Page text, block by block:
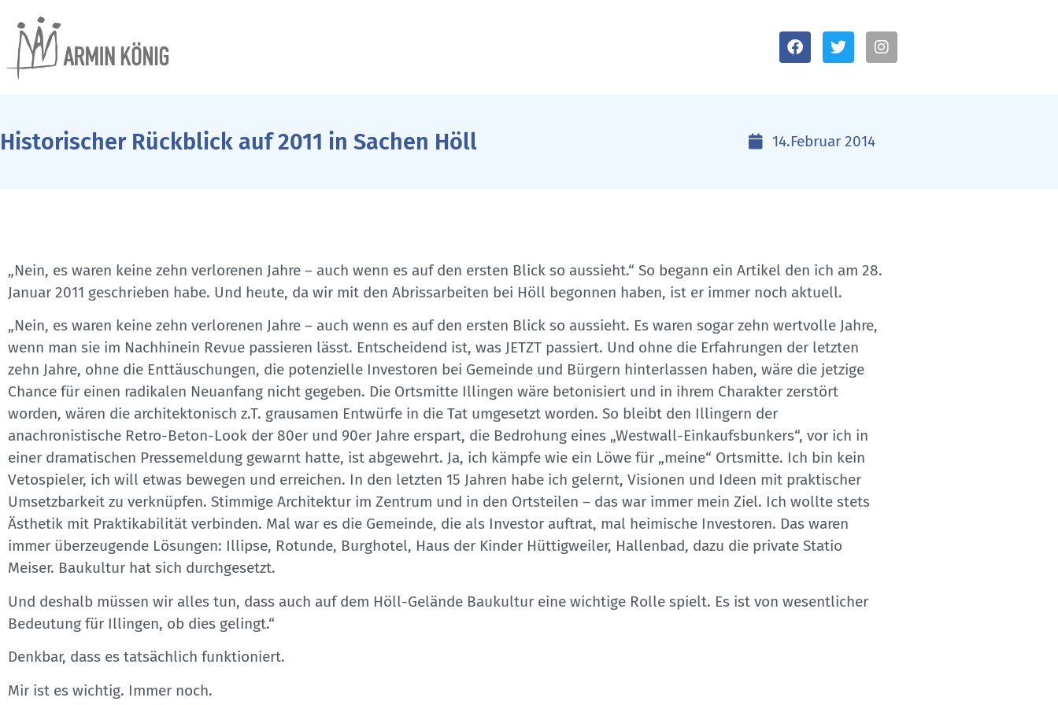
Historischer Rückblick auf 2011 in Sachen Höll 14.Februar 2014
„Nein, es waren keine zehn verlorenen Jahre – auch wenn es auf den ersten Blick so aussieht.“ So begann ein Artikel den ich am 28.
Januar 2011 geschrieben habe. Und heute, da wir mit den Abrissarbeiten bei Höll begonnen haben, ist er immer noch aktuell.
„Nein, es waren keine zehn verlorenen Jahre – auch wenn es auf den ersten Blick so aussieht. Es waren sogar zehn wertvolle Jahre,
wenn man sie im Nachhinein Revue passieren lässt. Entscheidend ist, was JETZT passiert. Und ohne die Erfahrungen der letzten
zehn Jahre, ohne die Enttäuschungen, die potenzielle Investoren bei Gemeinde und Bürgern hinterlassen haben, wäre die jetzige
Chance für einen radikalen Neuanfang nicht gegeben. Die Ortsmitte Illingen wäre betonisiert und in ihrem Charakter zerstört
worden, wären die architektonisch z.T. grausamen Entwürfe in die Tat umgesetzt worden. So bleibt den Illingern der
anachronistische Retro-Beton-Look der 80er und 90er Jahre erspart, die Bedrohung eines „Westwall-Einkaufsbunkers“, vor ich in
einer dramatischen Pressemeldung gewarnt hatte, ist abgewehrt. Ja, ich kämpfe wie ein Löwe für „meine“ Ortsmitte. Ich bin kein
Vetospieler, ich will etwas bewegen und erreichen. In den letzten 15 Jahren habe ich gelernt, Visionen und Ideen mit praktischer
Umsetzbarkeit zu verknüpfen. Stimmige Architektur im Zentrum und in den Ortsteilen – das war immer mein Ziel. Ich wollte stets
Ästhetik mit Praktikabilität verbinden. Mal war es die Gemeinde, die als Investor auftrat, mal heimische Investoren. Das waren
immer überzeugende Lösungen: Illipse, Rotunde, Burghotel, Haus der Kinder Hüttigweiler, Hallenbad, dazu die private Statio
Meiser. Baukultur hat sich durchgesetzt.
Und deshalb müssen wir alles tun, dass auch auf dem Höll-Gelände Baukultur eine wichtige Rolle spielt. Es ist von wesentlicher
Bedeutung für Illingen, ob dies gelingt.“
Denkbar, dass es tatsächlich funktioniert.
Mir ist es wichtig. Immer noch.